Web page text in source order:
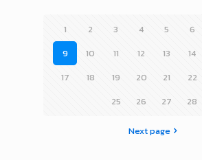
1 2 3 4 5 6
9
10 11 12 13 14
17
18 19 20 21 22
25
26 27 28
Next page